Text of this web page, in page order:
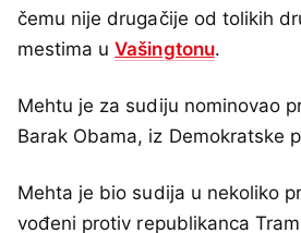
čemu nije drugačije od tolikih
mestima uVašingtonu.
Mehtu je za sudiju nominovao
Barak Obama, iz Demokratske
Mehta je bio sudija u nekoliko
vođeni protiv republikanca